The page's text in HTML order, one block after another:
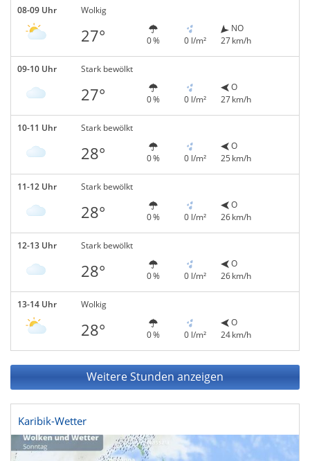
08-09 Uhr Wolkig
27° 0 % 0 l/m²
NO
27 km/h
09-10 Uhr Stark bewölkt
27° 0 % 0 l/m²
O
27 km/h
10-11 Uhr Stark bewölkt
28° 0 % 0 l/m²
O
25 km/h
11-12 Uhr Stark bewölkt
28° 0 % 0 l/m²
O
26 km/h
12-13 Uhr Stark bewölkt
28° 0 % 0 l/m²
O
26 km/h
13-14 Uhr Wolkig
28° 0 % 0 l/m²
O
24 km/h
Weitere Stunden anzeigen
Karibik-Wetter